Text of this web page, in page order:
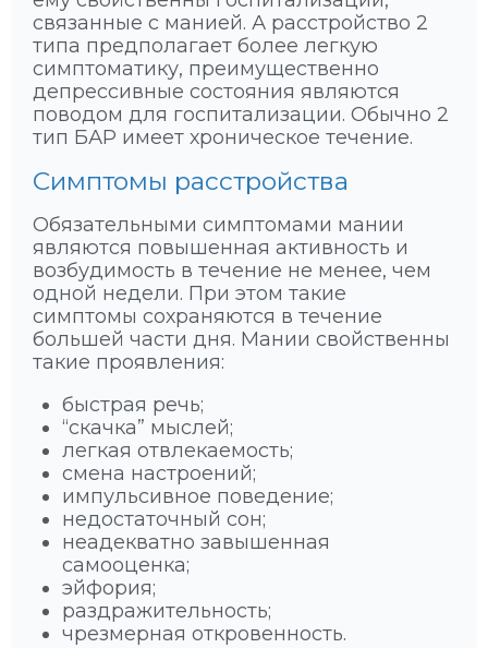
связанные с манией. А расстройство 2
типа предполагает более легкую
симптоматику, преимущественно
депрессивные состояния являются
поводом для госпитализации. Обычно 2
тип БАР имеет хроническое течение.
Симптомы расстройства
Обязательными симптомами мании
являются повышенная активность и
возбудимость в течение не менее, чем
одной недели. При этом такие
симптомы сохраняются в течение
большей части дня. Мании свойственны
такие проявления:
быстрая речь;
“скачка” мыслей;
легкая отвлекаемость;
смена настроений;
импульсивное поведение;
недостаточный сон;
неадекватно завышенная
самооценка;
эйфория;
раздражительность;
чрезмерная откровенность.